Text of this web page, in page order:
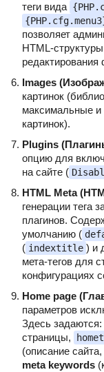
теги вида
позволяет
HTML-
Images
картинок
максимальные
картинок).
Plugins
опцию для
на сайте (
HTML Meta
генерации тега
плагинов.
умолчанию (
( indextitle ) и
мета-тегов для
конфигурациях
Home page
параметров
Здесь задаются:
страницы,
(описание сайта,
meta keywords